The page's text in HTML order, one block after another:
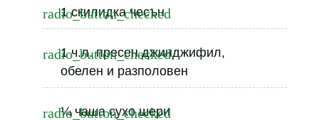
1 скилидка чесън
1 ч.л. пресен джинджифил,
обелен и разполовен
¼ чаша сухо шери